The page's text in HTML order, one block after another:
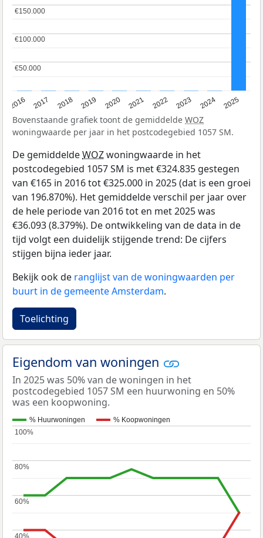
2016 2017 2018 2019 2020 2021 2022 2023 2024 2025
€50.000
€50.000
€100.000
€100.000
€150.000
€150.000
Bovenstaande grafiek toont de gemiddelde WOZ
woningwaarde per jaar in het postcodegebied 1057 SM.
De gemiddeldeWOZwoningwaarde in het
postcodegebied 1057 SM is met €324.835 gestegen
van €165 in 2016 tot €325.000 in 2025 (dat is een groei
van 196.870%). Het gemiddelde verschil per jaar over
de hele periode van 2016 tot en met 2025 was
€36.093 (8.379%). De ontwikkeling van de data in de
tijd volgt een duidelijk stijgende trend: De cijfers
stijgen bijna ieder jaar.
Bekijk ook de ranglijst van de woningwaarden per
buurt in de gemeente Amsterdam.
Toelichting
Eigendom van woningen
In 2025 was 50% van de woningen in het
postcodegebied 1057 SM een huurwoning en 50%
was een koopwoning.
% Huurwoningen % Koopwoningen
40%
40%
60%
60%
80%
80%
100%
100%